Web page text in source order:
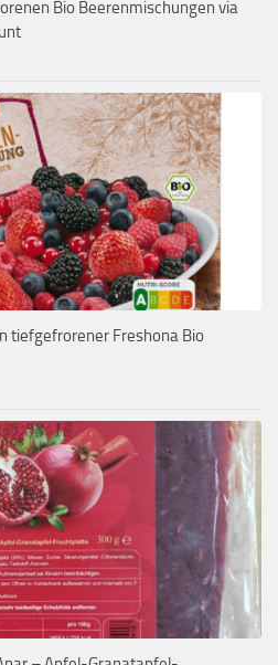
Bio Beerenmischungen via
tiefgefrorener Freshona Bio